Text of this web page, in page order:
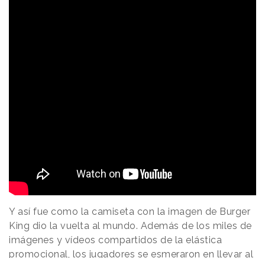
Y así fue como la camiseta con la imagen de Burger
King dio la vuelta al mundo. Además de los miles de
imágenes y vídeos compartidos de la elástica
promocional, los jugadores se esmeraron en llevar al